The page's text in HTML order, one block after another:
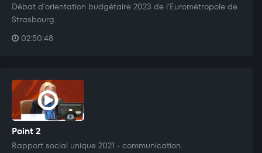
Débat d'orientation budgétaire 2023 de l'Eurométropole de
Strasbourg.
02:50:48
Point 2
Rapport social unique 2021 - communication.